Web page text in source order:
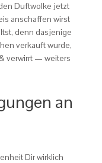
Duftwolke jetzt
anschaffen wirst
denn dasjenige
verkauft wurde,
verwirrt — weiters
an
Dir wirklich